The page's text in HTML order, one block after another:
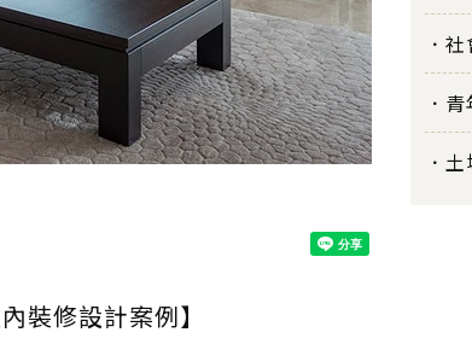
裝修設計案例】
社
青
土